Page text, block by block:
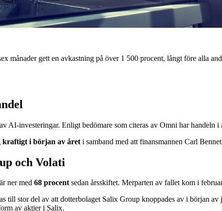
månader gett en avkastning på över 1 500 procent, långt före alla
AI-investeringar. Enligt bedömare som citeras av Omni har handeln
kraftigt i början av året i samband med att finansmannen Carl
och Volati
ner med 68 procentsedan årsskiftet. Merparten av fallet kom i
till stor del av att dotterbolaget Salix Group knoppades av i början
av aktier i Salix.